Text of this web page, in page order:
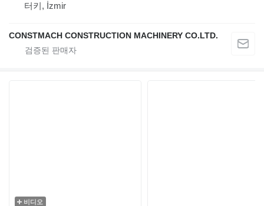
터키, İzmir
CONSTMACH CONSTRUCTION MACHINERY CO.LTD.
비디오